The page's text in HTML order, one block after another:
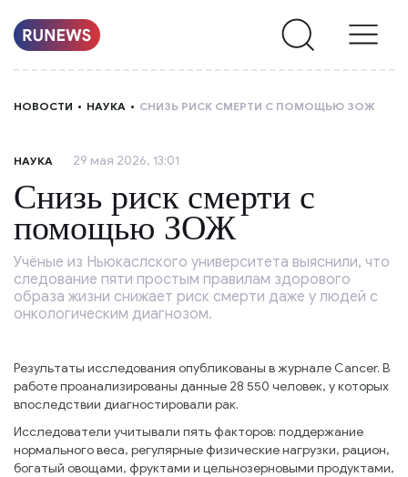
О
НОВОСТИ НАУКА СНИЗЬ РИСК СМЕРТИ С ПОМОЩЬЮ ЗОЖ
НАУКА 29 мая 2026, 13:01
Снизь риск смерти с
помощью ЗОЖ
Учёные из Ньюкаслского университета выяснили, что
следование пяти простым правилам здорового
образа жизни снижает риск смерти даже у людей с
онкологическим диагнозом.
Результаты исследования опубликованы в журнале Cancer. В
работе проанализированы данные 28 550 человек, у которых
впоследствии диагностировали рак.
Исследователи учитывали пять факторов: поддержание
нормального веса, регулярные физические нагрузки, рацион,
богатый овощами, фруктами и цельнозерновыми продуктами,